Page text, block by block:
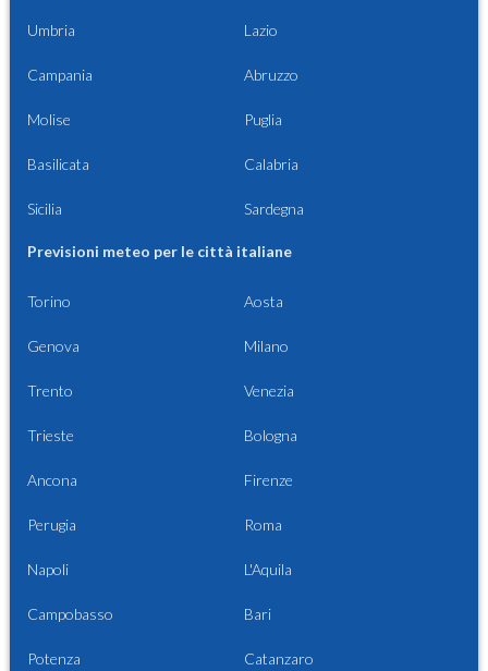
Umbria Lazio
Campania Abruzzo
Molise Puglia
Basilicata Calabria
Sicilia Sardegna
Previsioni meteo per le città italiane
Torino Aosta
Genova Milano
Trento Venezia
Trieste Bologna
Ancona Firenze
Perugia Roma
Napoli L'Aquila
Campobasso Bari
Potenza Catanzaro